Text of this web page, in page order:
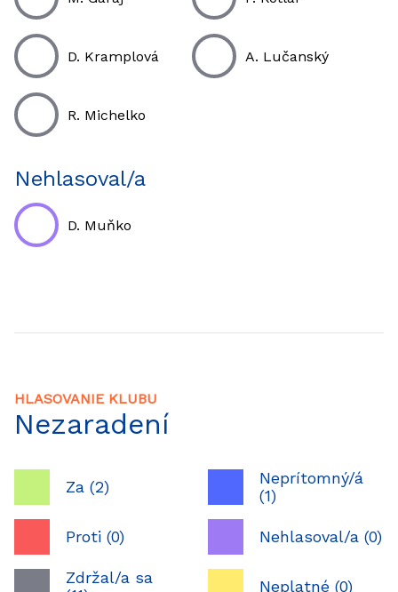
D. Kramplová A. Lučanský
R. Michelko
Nehlasoval/a
D. Muňko
HLASOVANIE KLUBU
Nezaradení
Za (2)
Proti (0)
Zdržal/a sa
Neprítomný/á
(1)
Nehlasoval/a (0)
Neplatné (0)